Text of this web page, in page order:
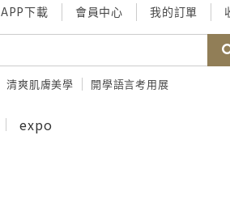
APP下載 會員中心 我的訂單
清爽肌膚美學 開學語言考用展
expo